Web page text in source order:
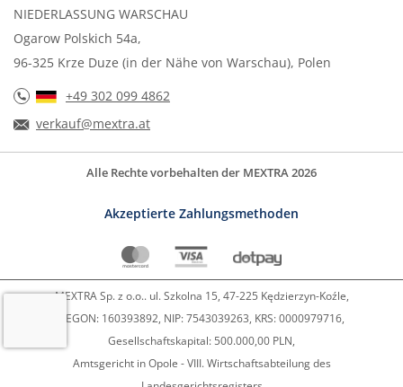
NIEDERLASSUNG WARSCHAU
Ogarow Polskich 54a,
96-325 Krze Duze (in der Nähe von Warschau), Polen
+49 302 099 4862
verkauf@mextra.at
Alle Rechte vorbehalten der MEXTRA 2026
Akzeptierte Zahlungsmethoden
MEXTRA Sp. z o.o.. ul. Szkolna 15, 47-225 Kędzierzyn-Koźle,
REGON: 160393892, NIP: 7543039263, KRS: 0000979716,
Gesellschaftskapital: 500.000,00 PLN,
Amtsgericht in Opole - VIII. Wirtschaftsabteilung des